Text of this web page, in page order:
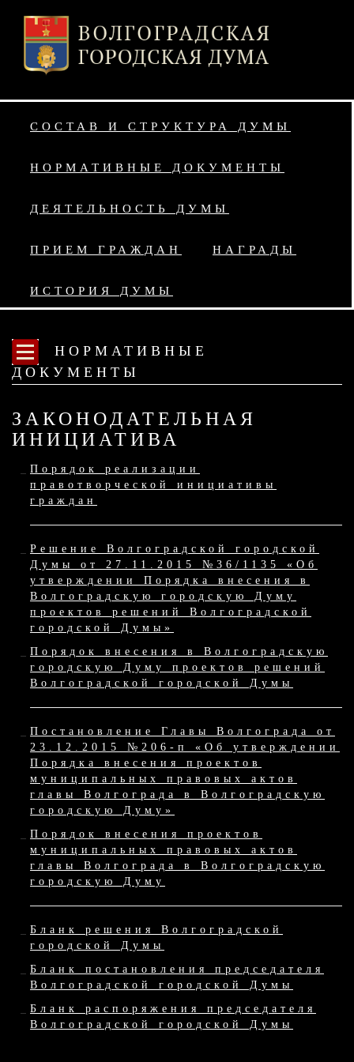
СОСТАВ И СТРУКТУРА ДУМЫ
НОРМАТИВНЫЕ ДОКУМЕНТЫ
ДЕЯТЕЛЬНОСТЬ ДУМЫ
ПРИЕМ ГРАЖДАН НАГРАДЫ
ИСТОРИЯ ДУМЫ
НОРМАТИВНЫЕ
ДОКУМЕНТЫ
ЗАКОНОДАТЕЛЬНАЯ
ИНИЦИАТИВА
Порядок реализации
правотворческой инициативы
граждан
Решение Волгоградской городской
Думы от 27.11.2015 №36/1135 «Об
утверждении Порядка внесения в
Волгоградскую городскую Думу
проектов решений Волгоградской
городской Думы»
Порядок внесения в Волгоградскую
городскую Думу проектов решений
Волгоградской городской Думы
Постановление Главы Волгограда от
23.12.2015 №206-п «Об утверждении
Порядка внесения проектов
муниципальных правовых актов
главы Волгограда в Волгоградскую
городскую Думу»
Порядок внесения проектов
муниципальных правовых актов
главы Волгограда в Волгоградскую
городскую Думу
Бланк решения Волгоградской
городской Думы
Бланк постановления председателя
Волгоградской городской Думы
Бланк распоряжения председателя
Волгоградской городской Думы